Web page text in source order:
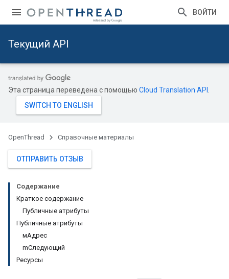
ВОЙТИ
Текущий API
Эта страница переведена с помощью Cloud Translation API
OpenThread Справочные материалы
ОТПРАВИТЬ ОТЗЫВ
Содержание
Краткое содержание
Публичные атрибуты
Публичные атрибуты
мАдрес
mСледующий
Ресурсы